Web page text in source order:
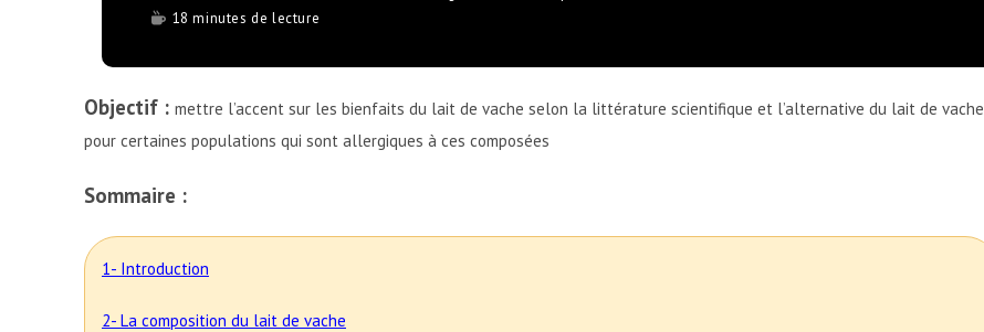
18 minutes de lecture
Objectif : mettre l’accent sur les bienfaits du lait de vache selon la littérature scientifique et l’alternative du lait de vache
pour certaines populations qui sont allergiques à ces composées
Sommaire :
1- Introduction
2- La composition du lait de vache